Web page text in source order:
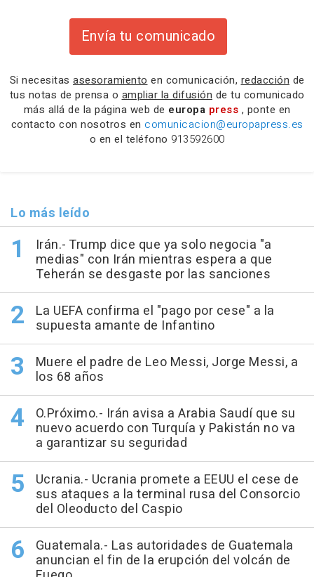
Envía tu comunicado
Si necesitas asesoramiento en comunicación, redacción de
tus notas de prensa o ampliar la difusión de tu comunicado
más allá de la página web de europa press , ponte en
contacto con nosotros en comunicacion@europapress.es
o en el teléfono 913592600
Lo más leído
Irán.- Trump dice que ya solo negocia "a
medias" con Irán mientras espera a que
Teherán se desgaste por las sanciones
La UEFA confirma el "pago por cese" a la
supuesta amante de Infantino
Muere el padre de Leo Messi, Jorge Messi, a
los 68 años
O.Próximo.- Irán avisa a Arabia Saudí que su
nuevo acuerdo con Turquía y Pakistán no va
a garantizar su seguridad
Ucrania.- Ucrania promete a EEUU el cese de
sus ataques a la terminal rusa del Consorcio
del Oleoducto del Caspio
Guatemala.- Las autoridades de Guatemala
anuncian el fin de la erupción del volcán de